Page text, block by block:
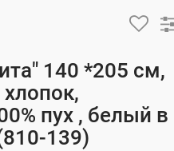
140 *205 см,
пух , белый в
139)